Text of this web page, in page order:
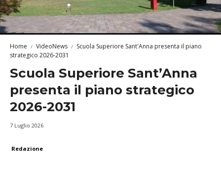
Home VideoNews
Scuola Superiore Sant'Anna presenta il piano
strategico 2026-2031
Scuola Superiore Sant’Anna
presenta il piano strategico
2026-2031
7 Luglio 2026
Redazione